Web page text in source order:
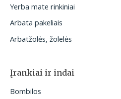
Yerba mate rinkiniai
Arbata pakeliais
Arbatžolės, žolelės
Įrankiai ir indai
Bombilos